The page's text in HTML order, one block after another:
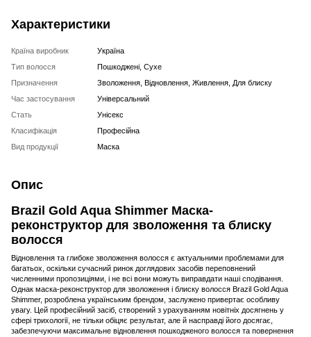
Характеристики
Країна виробник
Україна
Тип волосся
Пошкоджені, Сухе
Призначення
Зволоження, Відновлення, Живлення, Для блиску
Час застосування
Універсальний
Стать
Унісекс
Класифікація
Професійна
Вид продукції
Маска
Опис
Brazil Gold Aqua Shimmer Маска-
реконструктор для зволоження та блиску
волосся
Відновлення та глибоке зволоження волосся є актуальними проблемами для
багатьох, оскільки сучасний ринок доглядових засобів переповнений
численними пропозиціями, і не всі вони можуть виправдати наші сподівання.
Однак маска-реконструктор для зволоження і блиску волосся Brazil Gold Aqua
Shimmer, розроблена українським брендом, заслужено привертає особливу
увагу. Цей професійний засіб, створений з урахуванням новітніх досягнень у
сфері трихології, не тільки обіцяє результат, але й насправді його досягає,
забезпечуючи максимальне відновлення пошкодженого волосся та повернення